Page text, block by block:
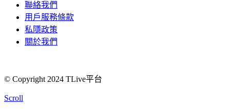
聯絡我們
用戶服務條款
私隱政策
關於我們
© Copyright 2024 TLive平台
Scroll